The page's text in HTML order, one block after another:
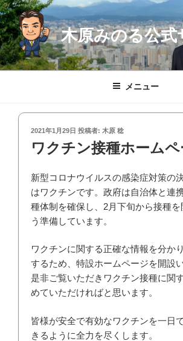
コ
ン
テ
ン
ツ
木原みのる公式
メニュー
投
稿
日:
2021年1月29日 投稿者: 木原 稔
ワクチン接種ホーム
新型コロナウイルスの感染症対策の
はワクチンです。政府は自治体と連
種体制を確保し、2月下旬から接種を
う準備しています。
ワクチンに関する正確な情報を分か
するため、特設ホームページを開設
是非ご覧いただきワクチン接種に関
めていただければと思います。
皆様が安全で有効なワクチンを一日
きるように全力を尽くします。